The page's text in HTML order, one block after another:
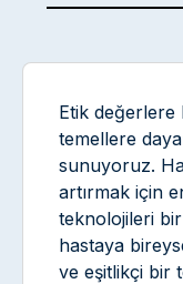
Etik değerlere
temellere
sunuyoruz.
artırmak için
teknolojileri
hastaya
ve eşitlikçi bir